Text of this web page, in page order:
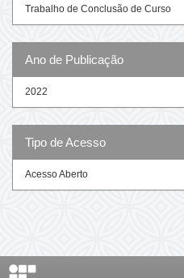
Trabalho de Conclusão de Curso
Ano de Publicação
2022
Tipo de Acesso
Acesso Aberto